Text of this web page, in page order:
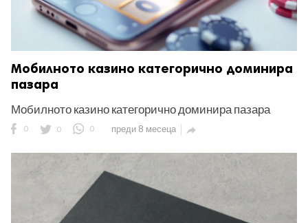
Мобилното казино категорично доминира
пазара
Мобилното казино категорично доминира пазара
0 0 0 преди 8 месеца 